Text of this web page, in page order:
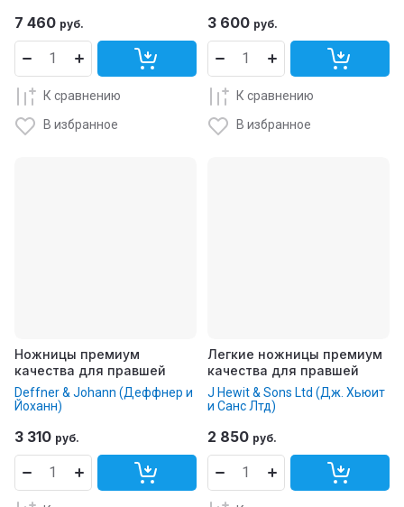
7 460 руб.
К сравнению
В избранное
3 600 руб.
К сравнению
В избранное
Ножницы премиум
качества для правшей
Deffner & Johann (Деффнер и
Йоханн)
3 310 руб.
Легкие ножницы премиум
качества для правшей
J Hewit & Sons Ltd (Дж. Хьюит
и Санс Лтд)
2 850 руб.